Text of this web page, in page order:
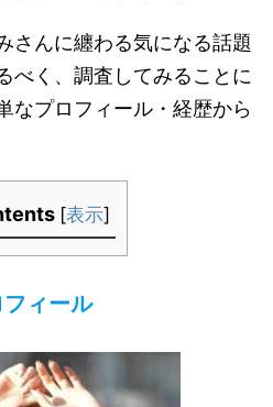
さんに纏わる気になる話題
べく、調査してみることに
なプロフィール・経歴から
[表示]
ィール